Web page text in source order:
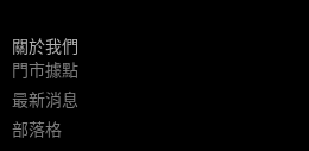
關於我們
門市據點
最新消息
部落格